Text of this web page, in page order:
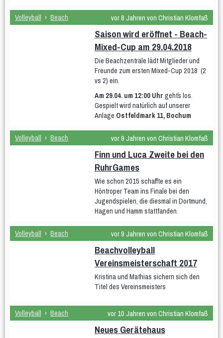
Volleyball › Beach vor 8 Jahren von Christian Klomfaß
Saison wird eröffnet - Beach-
Mixed-Cup am 29.04.2018
Die Beachzentrale lädt Mitglieder und
Freunde zum ersten Mixed-Cup 2018 (2
vs 2) ein.
Am 29.04. um 12:00 Uhr geht´s los.
Gespielt wird natürlich auf unserer
Anlage Ostfeldmark 11, Bochum
Volleyball › Beach vor 9 Jahren von Christian Klomfaß
Finn und Luca Zweite bei den
RuhrGames
Wie schon 2015 schaffte es ein
Höntroper Team ins Finale bei den
Jugendspielen, die diesmal in Dortmund,
Hagen und Hamm stattfanden.
Volleyball › Beach vor 9 Jahren von Christian Klomfaß
Beachvolleyball
Vereinsmeisterschaft 2017
Kristina und Mathias sichern sich den
Titel des Vereinsmeisters
Volleyball › Beach vor 10 Jahren von Christian Klomfaß
Neues Gerätehaus